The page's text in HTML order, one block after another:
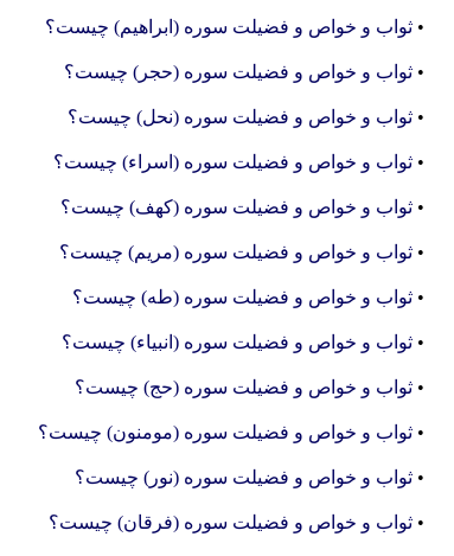
• ثواب و خواص و فضیلت سوره (ابراهیم) چیست؟
• ثواب و خواص و فضیلت سوره (حجر) چیست؟
• ثواب و خواص و فضیلت سوره (نحل) چیست؟
• ثواب و خواص و فضیلت سوره (اسراء) چیست؟
• ثواب و خواص و فضیلت سوره (کهف) چیست؟
• ثواب و خواص و فضیلت سوره (مریم) چیست؟
• ثواب و خواص و فضیلت سوره (طه) چیست؟
• ثواب و خواص و فضیلت سوره (انبیاء) چیست؟
• ثواب و خواص و فضیلت سوره (حج) چیست؟
• ثواب و خواص و فضیلت سوره (مومنون) چیست؟
• ثواب و خواص و فضیلت سوره (نور) چیست؟
• ثواب و خواص و فضیلت سوره (فرقان) چیست؟